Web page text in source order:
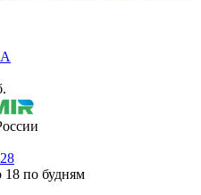
18 по будням